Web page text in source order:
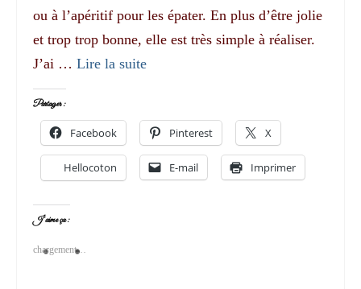
ou à l’apéritif pour les épater. En plus d’être jolie
et trop trop bonne, elle est très simple à réaliser.
J’ai … Lire la suite­­
Partager :
Facebook Pinterest X
Hellocoton E-mail Imprimer
J’aime ça :
chargement…